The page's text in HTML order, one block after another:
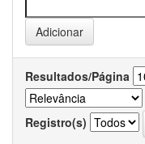
Resultados/Página
Registro(s)